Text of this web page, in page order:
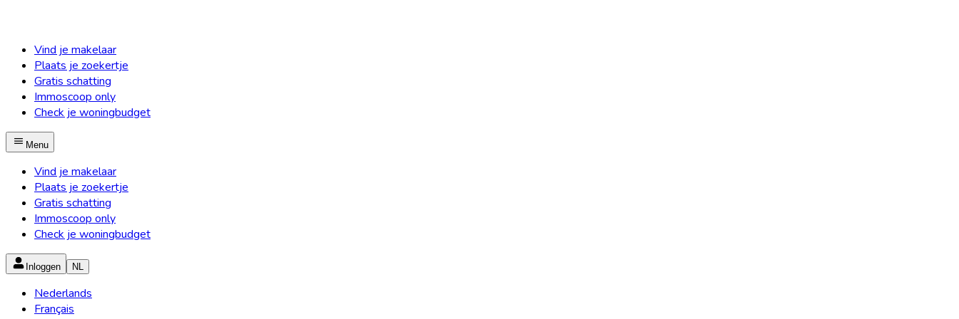
Vind je makelaar
Plaats je zoekertje
Gratis schatting
Immoscoop only
Check je woningbudget
Menu
Vind je makelaar
Plaats je zoekertje
Gratis schatting
Immoscoop only
Check je woningbudget
Inloggen NL
Nederlands
Français